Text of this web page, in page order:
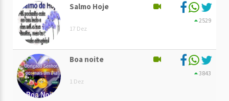
Salmo Hoje
17 Dez
2529
Boa noite
1 Dez
3843